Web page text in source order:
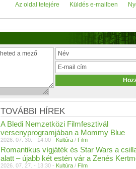
Küldés e-mailben
Az oldal tetejére
TOVÁBBI HÍREK
A Bledi Nemzetközi Filmfesztivál
versenyprogramjában a Mommy Blue
2026. 07. 30. - 14:00 - Kultúra / Film
Romantikus vígjáték és Star Wars a
alatt – újabb két estén vár a Zenés
2026. 07. 27. - 13:30 - Kultúra / Film